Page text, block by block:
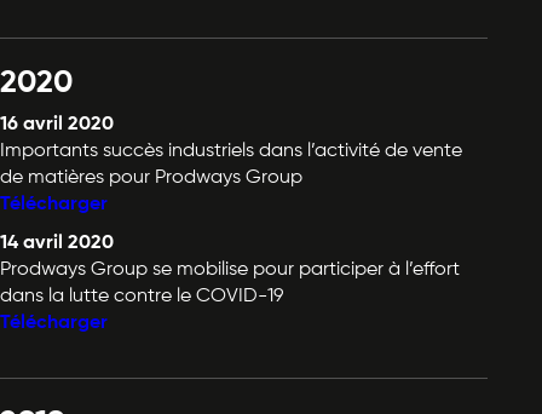
2020
16 avril 2020
Importants succès industriels dans l’activité de vente
de matières pour Prodways Group
Télécharger
14 avril 2020
Prodways Group se mobilise pour participer à l’effort
dans la lutte contre le COVID-19
Télécharger